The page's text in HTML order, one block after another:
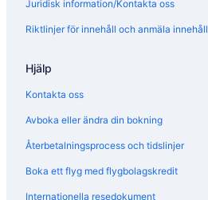
Juridisk information/Kontakta oss
Riktlinjer för innehåll och anmäla innehåll
Hjälp
Kontakta oss
Avboka eller ändra din bokning
Återbetalningsprocess och tidslinjer
Boka ett flyg med flygbolagskredit
Internationella resedokument